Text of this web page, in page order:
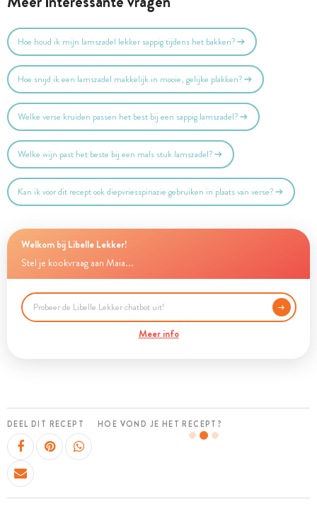
Hoe houd ik mijn lamszadel lekker sappig tijdens het bakken?
Hoe snijd ik een lamszadel makkelijk in mooie, gelijke plakken?
Welke verse kruiden passen het best bij een sappig lamszadel?
Welke wijn past het beste bij een mals stuk lamszadel?
Kan ik voor dit recept ook diepvriesspinazie gebruiken in plaats van verse?
Welkom bij Libelle Lekker!
Stel je kookvraag aan Maia...
Meer info
DEEL DIT RECEPT HOE VOND JE HET RECEPT?